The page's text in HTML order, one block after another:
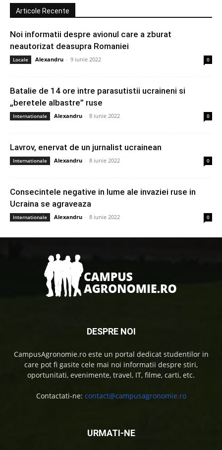
Articole Recente
Noi informatii despre avionul care a zburat
neautorizat deasupra Romaniei
Locale Alexandru - 9 iunie 2022 0
Batalie de 14 ore intre parasutistii ucraineni si
„beretele albastre” ruse
Internationale Alexandru - 8 iunie 2022 0
Lavrov, enervat de un jurnalist ucrainean
Internationale Alexandru - 8 iunie 2022 0
Consecintele negative in lume ale invaziei ruse in
Ucraina se agraveaza
Internationale Alexandru - 8 iunie 2022 0
DESPRE NOI
CampusAgronomie.ro este un portal dedicat studentilor in
care pot fi gasite cele mai noi informatii despre stiri,
oportunitati, evenimente, travel, IT, filme, carti, etc.
Contactati-ne: contact@campusagronomie.ro
URMATI-NE